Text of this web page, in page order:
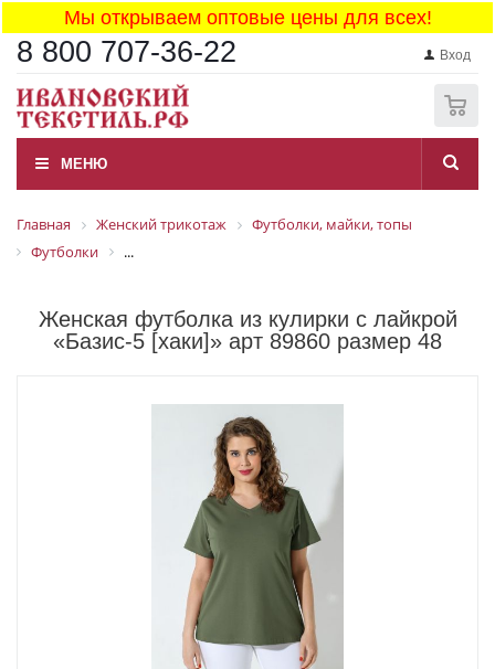
Мы открываем оптовые цены для всех!
8 800 707-36-22 Вход
МЕНЮ
Главная Женский трикотаж
Футболки, майки, топы
Футболки
...
Женская футболка из кулирки с лайкрой
«Базис-5 [хаки]» арт 89860 размер 48